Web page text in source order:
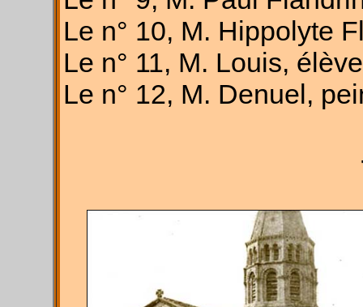
Le n° 10, M. Hippolyte
Le n° 11, M. Louis,
Le n° 12, M. Denuel,